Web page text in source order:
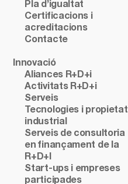
Pla d’igualtat
Certificacions i
acreditacions
Contacte
Innovació
Aliances R+D+i
Activitats R+D+i
Serveis
Tecnologies i propietat
industrial
Serveis de consultoria
en finançament de la
R+D+I
Start-ups i empreses
participades